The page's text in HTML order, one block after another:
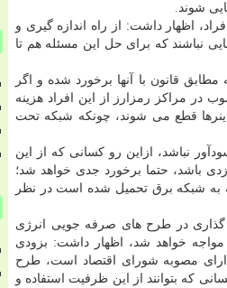
شوند.
اظهار داشت: از راه اندازه گیری و
نباشند که برای حل این مسئله هم تا
را شناسایی کردیم که مطابق قانون با آنها برخورد شده و اگر
مراکز رمزارز از این افراد هزینه
قطع می شوند، چونکه شبکه تحت
نباشد، ازاین رو کسانی که از این
باشد، حتما برخورد جدی خواهد شد؛
به شبکه برق تحمیل شده است در نظر
گذاری در طرح های صرفه جویی انرژی
خواهد شد، اظهار داشت: بزودی
مصوبه شورای اقتصاد است، طرح
که بتوانند از این ظرفیت استفاده و